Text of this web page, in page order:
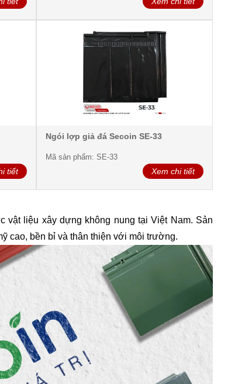
tiết
Ngói lợp giả đá Secoin SE-33
Mã sản phẩm: SE-33
Xem chi tiết
vật liệu xây dựng không nung tại Việt Nam. Sản
cao, bền bỉ và thân thiện với môi trường.